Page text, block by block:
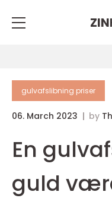
gulvafslibning priser
06. March 2023 by
En
guld